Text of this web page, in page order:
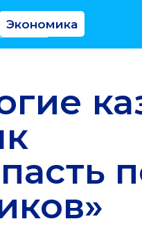
Экономика